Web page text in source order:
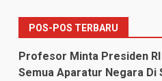
POS-POS TERBARU
Profesor Minta Presiden
Semua Aparatur Negara Di